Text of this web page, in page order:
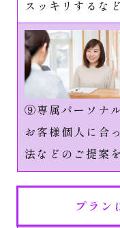
スッキリするな
⑨専属パーソナ
お客様個人に合
法などのご提案
プラン